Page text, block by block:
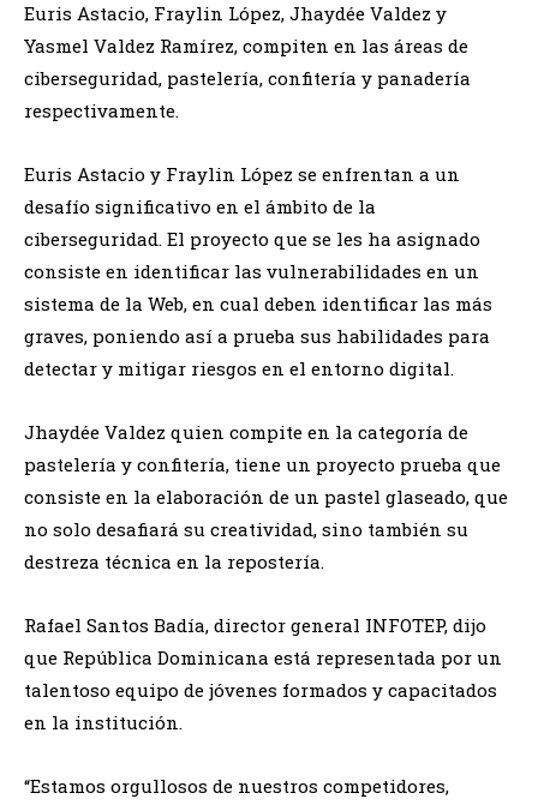
Euris Astacio, Fraylin López, Jhaydée Valdez y
Yasmel Valdez Ramírez, compiten en las áreas de
ciberseguridad, pastelería, confitería y panadería
respectivamente.
Euris Astacio y Fraylin López se enfrentan a un
desafío significativo en el ámbito de la
ciberseguridad. El proyecto que se les ha asignado
consiste en identificar las vulnerabilidades en un
sistema de la Web, en cual deben identificar las más
graves, poniendo así a prueba sus habilidades para
detectar y mitigar riesgos en el entorno digital.
Jhaydée Valdez quien compite en la categoría de
pastelería y confitería, tiene un proyecto prueba que
consiste en la elaboración de un pastel glaseado, que
no solo desafiará su creatividad, sino también su
destreza técnica en la repostería.
Rafael Santos Badía, director general INFOTEP, dijo
que República Dominicana está representada por un
talentoso equipo de jóvenes formados y capacitados
en la institución.
“Estamos orgullosos de nuestros competidores,